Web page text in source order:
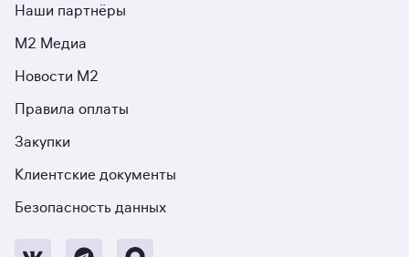
Наши партнёры
М2 Медиа
Новости М2
Правила оплаты
Закупки
Клиентские документы
Безопасность данных